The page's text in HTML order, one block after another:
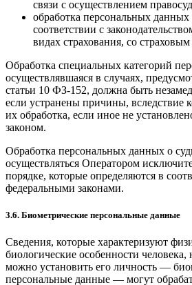
связи с осуществлением
обработка персональных данных
соответствии с
видах страхования, со страховым
Обработка специальных категорий
осуществлявшаяся в случаях,
статьи 10 ФЗ-152, должна быть
если устранены причины, вследствие
их обработка, если иное не
законом.
Обработка персональных данных о
осуществляться Оператором
порядке, которые определяются в
федеральными законами.
3.6. Биометрические персональные данные
Сведения, которые характеризуют
биологические особенности
можно установить его личность —
персональные данные — могут